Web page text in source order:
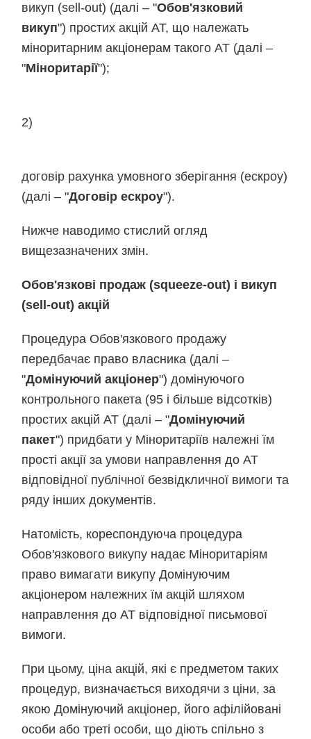
викуп (sell-out) (далі – "Обов'язковий
викуп") простих акцій АТ, що належать
міноритарним акціонерам такого АТ (далі –
"Міноритарії");
2)
договір рахунка умовного зберігання (ескроу)
(далі – "Договір ескроу").
Нижче наводимо стислий огляд
вищезазначених змін.
Обов'язкові продаж (squeeze-out) і викуп
(sell-out) акцій
Процедура Обов'язкового продажу
передбачає право власника (далі –
"Домінуючий акціонер") домінуючого
контрольного пакета (95 і більше відсотків)
простих акцій АТ (далі – "Домінуючий
пакет") придбати у Міноритаріїв належні їм
прості акції за умови направлення до АТ
відповідної публічної безвідкличної вимоги та
ряду інших документів.
Натомість, кореспондуюча процедура
Обов'язкового викупу надає Міноритаріям
право вимагати викупу Домінуючим
акціонером належних їм акцій шляхом
направлення до АТ відповідної письмової
вимоги.
При цьому, ціна акцій, які є предметом таких
процедур, визначається виходячи з ціни, за
якою Домінуючий акціонер, його афілійовані
особи або треті особи, що діють спільно з